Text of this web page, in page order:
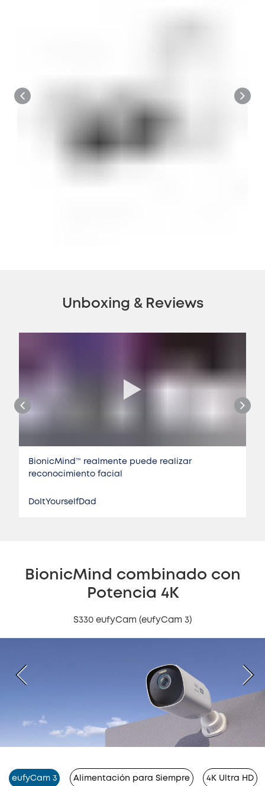
Unboxing & Reviews
BionicMind™️ realmente puede realizar
reconocimiento facial
DoItYourselfDad
BionicMind combinado con
Potencia 4K
S330 eufyCam (eufyCam 3)
eufyCam 3 Alimentación para Siempre 4K Ultra HD